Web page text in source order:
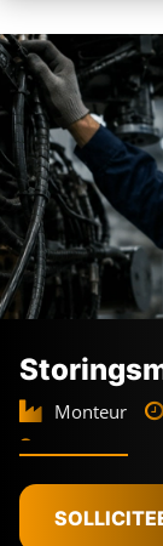
Monteur
Delft